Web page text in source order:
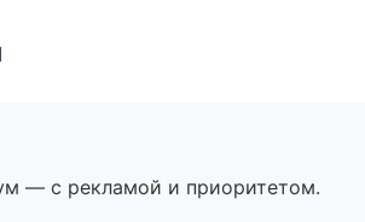
— с рекламой и приоритетом.